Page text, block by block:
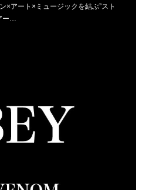
×アート×ミュージックを結ぶ”スト
ー…